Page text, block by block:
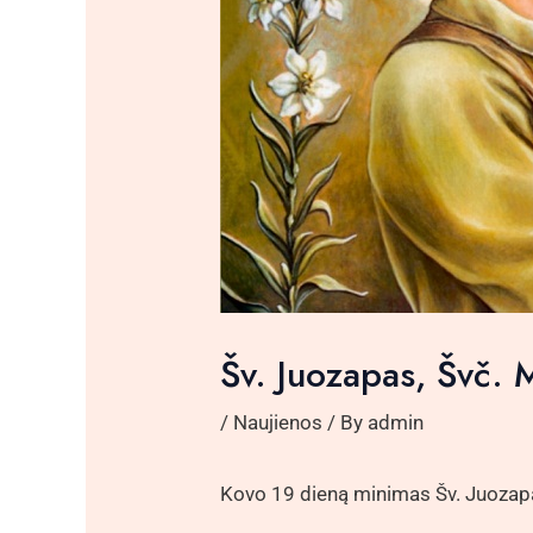
Šv. Juozapas, Švč.
/ Naujienos / By admin
Kovo 19 dieną minimas Šv.